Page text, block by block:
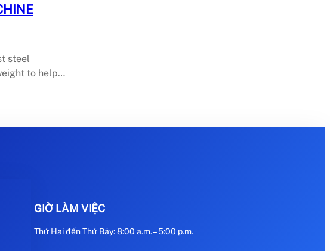
steel
to help…
GIỜ LÀM VIỆC
Thứ Hai đến Thứ Bảy: 8:00 a.m. – 5:00 p.m.